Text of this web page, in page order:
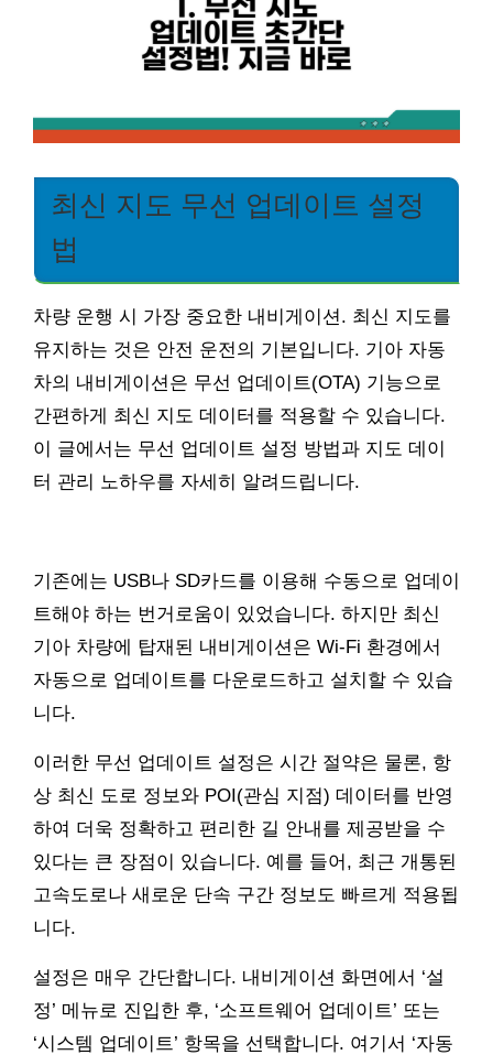
최신 지도 무선 업데이트 설정
법
차량 운행 시 가장 중요한 내비게이션. 최신 지도를
유지하는 것은 안전 운전의 기본입니다. 기아 자동
차의 내비게이션은 무선 업데이트(OTA) 기능으로
간편하게 최신 지도 데이터를 적용할 수 있습니다.
이 글에서는 무선 업데이트 설정 방법과 지도 데이
터 관리 노하우를 자세히 알려드립니다.
기존에는 USB나 SD카드를 이용해 수동으로 업데이
트해야 하는 번거로움이 있었습니다. 하지만 최신
기아 차량에 탑재된 내비게이션은 Wi-Fi 환경에서
자동으로 업데이트를 다운로드하고 설치할 수 있습
니다.
이러한 무선 업데이트 설정은 시간 절약은 물론, 항
상 최신 도로 정보와 POI(관심 지점) 데이터를 반영
하여 더욱 정확하고 편리한 길 안내를 제공받을 수
있다는 큰 장점이 있습니다. 예를 들어, 최근 개통된
고속도로나 새로운 단속 구간 정보도 빠르게 적용됩
니다.
설정은 매우 간단합니다. 내비게이션 화면에서 ‘설
정’ 메뉴로 진입한 후, ‘소프트웨어 업데이트’ 또는
‘시스템 업데이트’ 항목을 선택합니다. 여기서 ‘자동